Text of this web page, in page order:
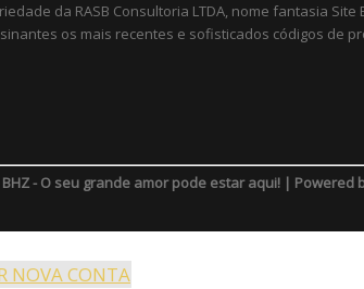
da RASB Consultoria LTDA, nome fantasia
os mais recentes e sofisticados códigos
BHZ - O seu grande amor pode estar aqui! | Powered
NOVA CONTA